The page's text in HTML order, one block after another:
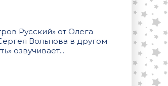
Русский» от Олега
Вольнова в другом
озвучивает...